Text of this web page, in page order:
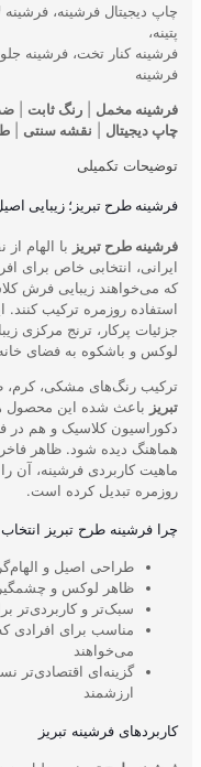
چاپ دیجیتال فرشینه، فرشینه
پتینه،
فرشینه کنار تخت، فرشینه
فرشینه
فرشینه مخمل
رنگ ثابت
چاپ دیجیتال
نقشه سنتی
توضیحات تکمیلی
فرشینه طرح تبریز؛ زیبایی
فرشینه طرح تبریز با الهام
ایرانی، انتخابی خاص برای
که می‌خواهند زیبایی فرش
استفاده روزمره ترکیب کنند.
جزئیات پرکار، ترنج مرکزی
لوکس و باشکوه به فضای
ترکیب رنگ‌های مشکی، کرم،
تبریز باعث شده این محصول
دکوراسیون کلاسیک و هم در
هماهنگ دیده شود. ظاهر فاخر
ماهیت کاربردی فرشینه، آن
روزمره تبدیل کرده است.
چرا فرشینه طرح تبریز
طراحی اصیل و
ظاهر لوکس و چشمگیر
سبک‌تر و کاربردی‌تر
مناسب برای افرادی
می‌خواهند
گزینه‌ای اقتصادی‌تر
ارزشمند
کاربردهای فرشینه تبریز